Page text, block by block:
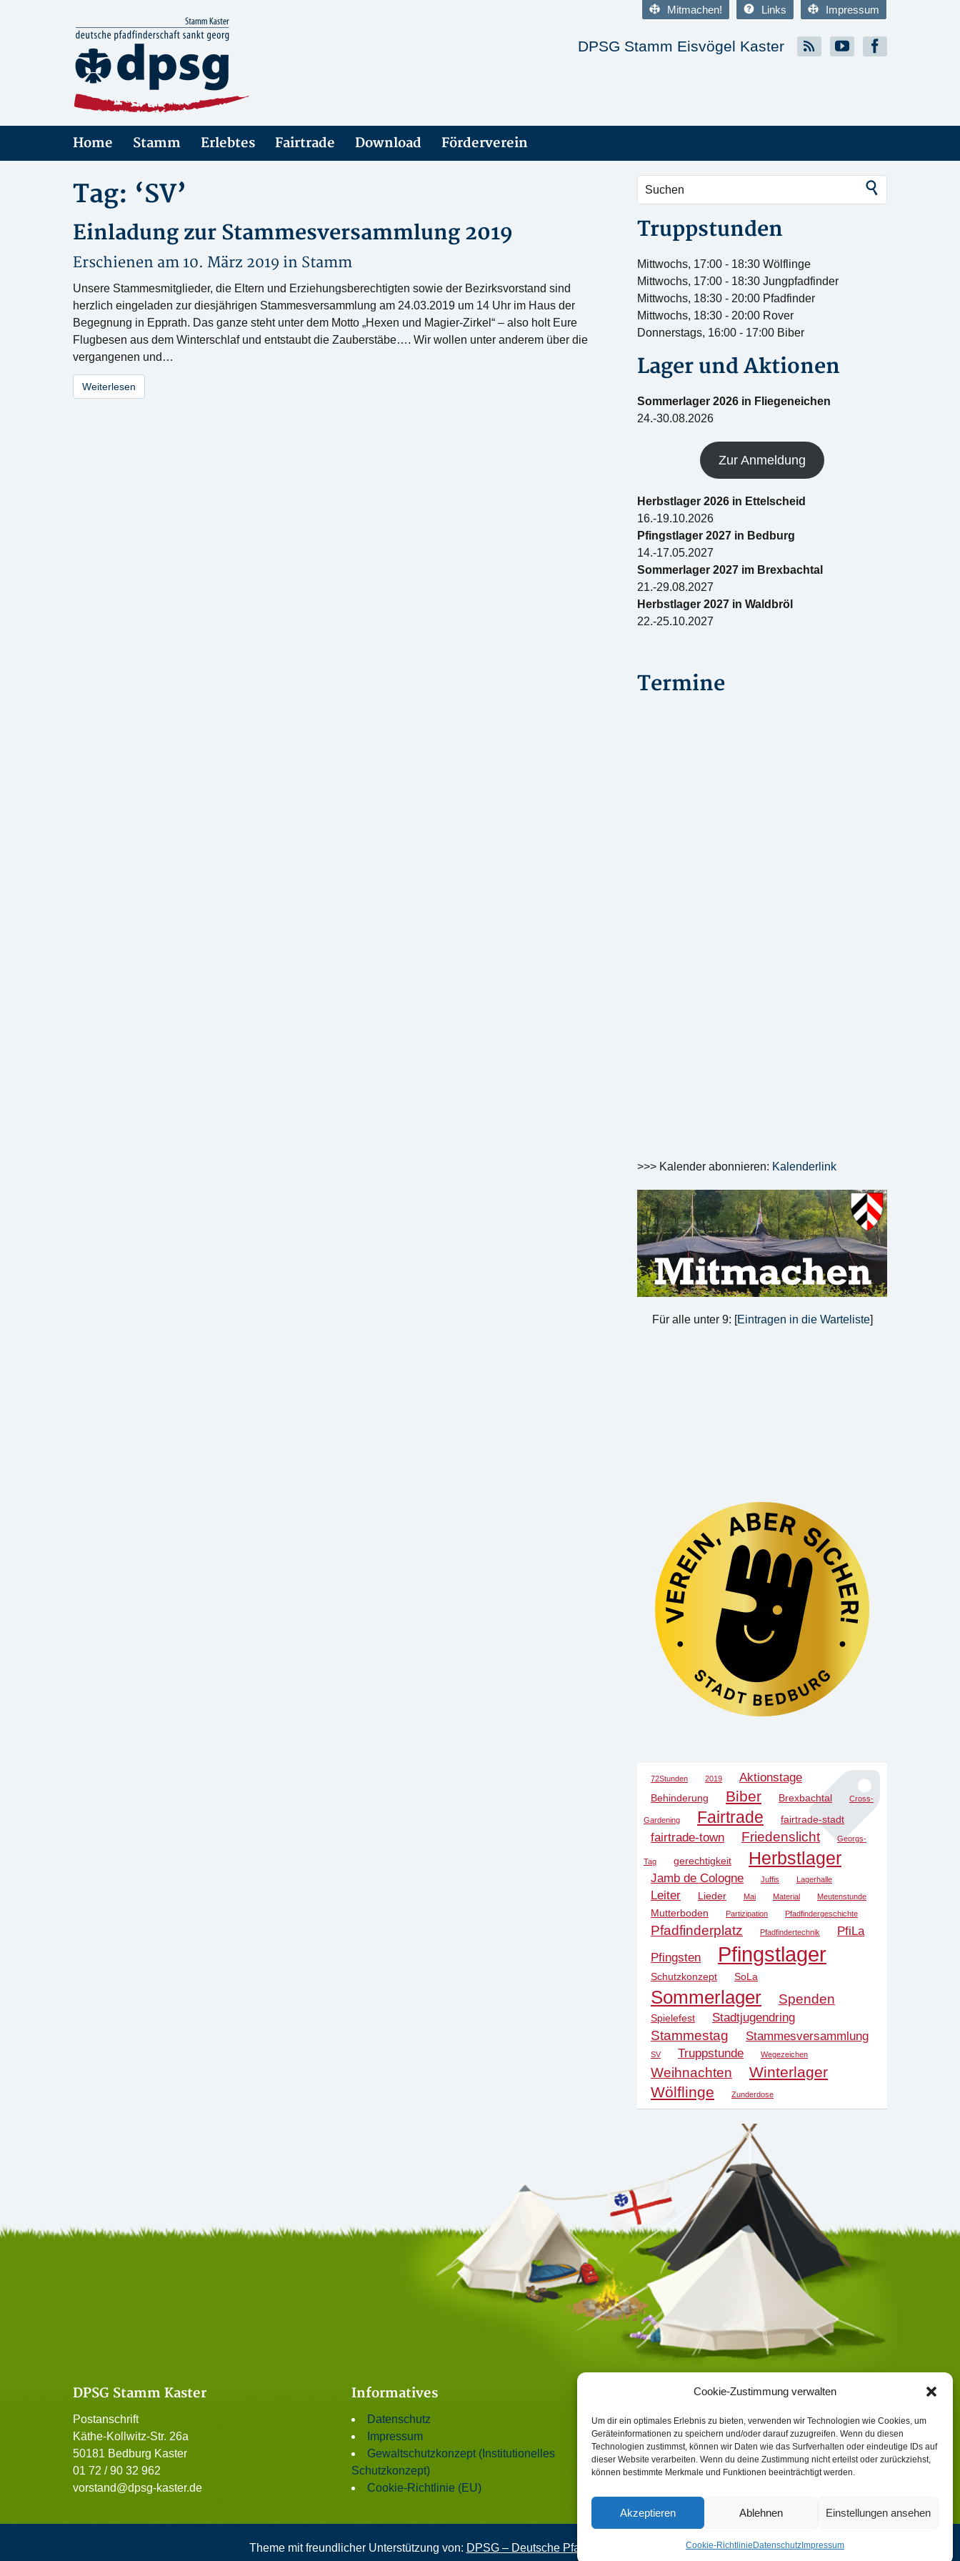
Cookie-Zustimmung verwalten
Um dir ein optimales Erlebnis zu bieten, verwenden wir Technologien wie Cookies, um
Geräteinformationen zu speichern und/oder darauf zuzugreifen. Wenn du diesen
Technologien zustimmst, können wir Daten wie das Surfverhalten oder eindeutige IDs auf
dieser Website verarbeiten. Wenn du deine Zustimmung nicht erteilst oder zurückziehst,
können bestimmte Merkmale und Funktionen beeinträchtigt werden.
Akzeptieren Ablehnen Einstellungen ansehen
Cookie-Richtlinie DatenschutzImpressum
Mitmachen! Links Impressum
DPSG Stamm Eisvögel Kaster
Home Stamm Erlebtes Fairtrade Download Förderverein
Tag: ‘SV’
Einladung zur Stammesversammlung 2019
Erschienen am 10. März 2019 in Stamm
Unsere Stammesmitglieder, die Eltern und Erziehungsberechtigten sowie der Bezirksvorstand sind
herzlich eingeladen zur diesjährigen Stammesversammlung am 24.03.2019 um 14 Uhr im Haus der
Begegnung in Epprath. Das ganze steht unter dem Motto „Hexen und Magier-Zirkel“ – also holt Eure
Flugbesen aus dem Winterschlaf und entstaubt die Zauberstäbe…. Wir wollen unter anderem über die
vergangenen und…
Weiterlesen
Truppstunden
Mittwochs, 17:00 - 18:30 Wölflinge
Mittwochs, 17:00 - 18:30 Jungpfadfinder
Mittwochs, 18:30 - 20:00 Pfadfinder
Mittwochs, 18:30 - 20:00 Rover
Donnerstags, 16:00 - 17:00 Biber
Lager und Aktionen
Sommerlager 2026 in Fliegeneichen
24.-30.08.2026
Zur Anmeldung
Herbstlager 2026 in Ettelscheid
16.-19.10.2026
Pfingstlager 2027 in Bedburg
14.-17.05.2027
Sommerlager 2027 im Brexbachtal
21.-29.08.2027
Herbstlager 2027 in Waldbröl
22.-25.10.2027
Termine
>>> Kalender abonnieren: Kalenderlink
Für alle unter 9: [Eintragen in die Warteliste]
72Stunden 2019 Aktionstage
Behinderung Biber Brexbachtal Cross-
Gardening Fairtrade fairtrade-stadt
fairtrade-town Friedenslicht Georgs-
Tag gerechtigkeit Herbstlager
Jamb de Cologne Juffis Lagerhalle
Leiter Lieder Mai Material Meutenstunde
Mutterboden Partizipation Pfadfindergeschichte
Pfadfinderplatz Pfadfindertechnik
PfiLa
Pfingsten
Pfingstlager
Schutzkonzept SoLa
Sommerlager Spenden
Spielefest Stadtjugendring
Stammestag Stammesversammlung
SV Truppstunde Wegezeichen
Weihnachten
Winterlager
Wölflinge
Zunderdose
DPSG Stamm Kaster
Postanschrift
Käthe-Kollwitz-Str. 26a
50181 Bedburg Kaster
01 72 / 90 32 962
vorstand@dpsg-kaster.de
Informatives
Datenschutz
Impressum
Gewaltschutzkonzept (Institutionelles
Schutzkonzept)
Cookie-Richtlinie (EU)
Theme mit freundlicher Unterstützung von: DPSG – Deutsche Pfadfinderschaft Sankt Georg